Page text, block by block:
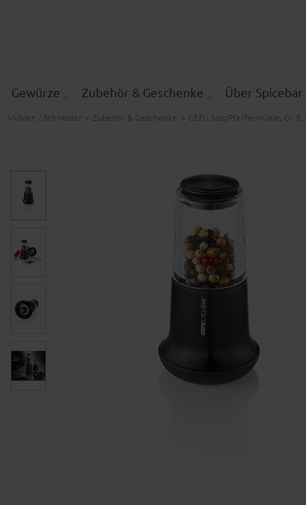
Gewürze Zubehör & Geschenke Über Spicebar
Mühlen / Schneider » Zubehör & Geschenke » GEFU Salz/Pfeffermühle, Gr. S,